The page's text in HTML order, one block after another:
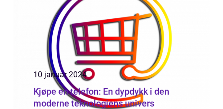
10 januar 2024
Kjøpe en telefon: En dypdykk i den
moderne teknologiens univers